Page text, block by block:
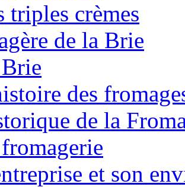
triples crèmes
de la Brie
des
de la
et son